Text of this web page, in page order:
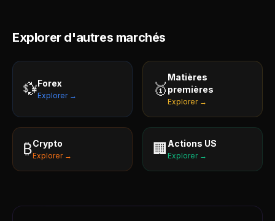
Explorer d'autres marchés
💱Forex
Explorer → 🥇
Matières
premières
Explorer →
₿Crypto
Explorer → 🏢 Actions US
Explorer →